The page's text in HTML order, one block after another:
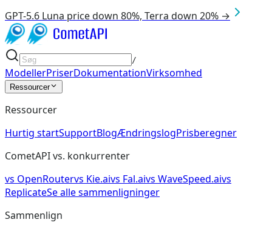
GPT-5.6 Luna price down 80%, Terra down 20% →
/
ModellerPriserDokumentationVirksomhed
Ressourcer
Ressourcer
Hurtig startSupportBlogÆndringslogPrisberegner
CometAPI vs. konkurrenter
vs OpenRoutervs Kie.aivs Fal.aivs WaveSpeed.aivs
ReplicateSe alle sammenligninger
Sammenlign